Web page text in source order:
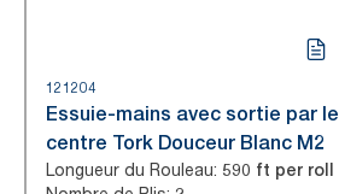
121204
Essuie-mains avec sortie par le
centre Tork Douceur Blanc M2
Longueur du Rouleau: 590 ft per roll